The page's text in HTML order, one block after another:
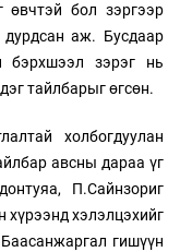
өвчтэй бол зэргээр
аж. Бусдаар
бэрхшээл зэрэг нь
тайлбарыг өгсөн.
холбогдуулан
авсны дараа үг
П.Сайнзориг
хүрээнд хэлэлцэхийг
гишүүн